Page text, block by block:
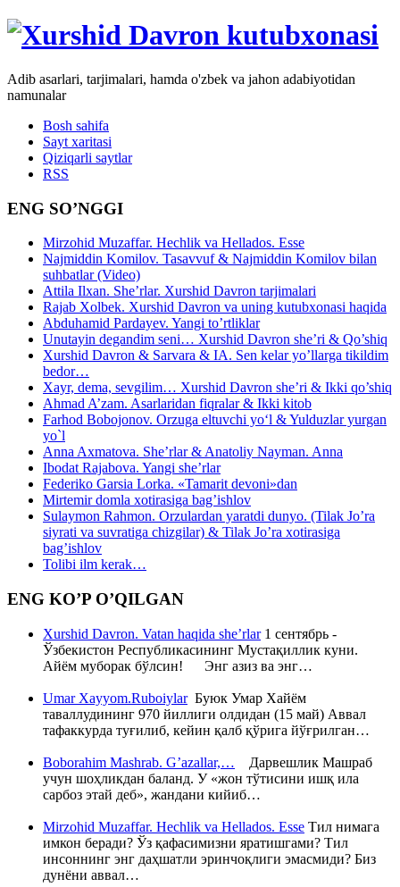
Adib asarlari, tarjimalari, hamda o'zbek va jahon adabiyotidan
namunalar
Bosh sahifa
Sayt xaritasi
Qiziqarli saytlar
RSS
ENG SO’NGGI
Mirzohid Muzaffar. Hechlik va Hellados. Esse
Najmiddin Komilov. Tasavvuf & Najmiddin Komilov bilan
suhbatlar (Video)
Attila Ilxan. She’rlar. Xurshid Davron tarjimalari
Rajab Xolbek. Xurshid Davron va uning kutubxonasi haqida
Abduhamid Pardayev. Yangi to’rtliklar
Unutayin degandim seni… Xurshid Davron she’ri & Qo’shiq
Xurshid Davron & Sarvara & IA. Sen kelar yo’llarga tikildim
bedor…
Xayr, dema, sevgilim… Xurshid Davron she’ri & Ikki qo’shiq
Ahmad A’zam. Asarlaridan fiqralar & Ikki kitob
Farhod Bobojonov. Orzuga eltuvchi yo‘l & Yulduzlar yurgan
yo`l
Anna Axmatova. She’rlar & Anatoliy Nayman. Anna
Ibodat Rajabova. Yangi she’rlar
Federiko Garsia Lorka. «Tamarit devoni»dan
Mirtemir domla xotirasiga bag’ishlov
Sulaymon Rahmon. Orzulardan yaratdi dunyo. (Tilak Jo’ra
siyrati va suvratiga chizgilar) & Tilak Jo’ra xotirasiga
bag’ishlov
Tolibi ilm kerak…
ENG KO’P O’QILGAN
Xurshid Davron. Vatan haqida she’rlar1 сентябрь -
Ўзбекистон Республикасининг Мустақиллик куни.
Айём муборак бўлсин! Энг азиз ва энг…
Umar Xayyom.RuboiylarБуюк Умар Хайём
таваллудининг 970 йиллиги олдидан (15 май) Аввал
тафаккурда туғилиб, кейин қалб қўрига йўғрилган…
Boborahim Mashrab. G’azallar,… Дарвешлик Машраб
учун шоҳликдан баланд. У «жон тўтисини ишқ ила
сарбоз этай деб», жандани кийиб…
Mirzohid Muzaffar. Hechlik va Hellados. Esse Тил нимага
имкон беради? Ўз қафасимизни яратишгами? Тил
инсоннинг энг даҳшатли эринчоқлиги эмасмиди? Биз
дунёни аввал…